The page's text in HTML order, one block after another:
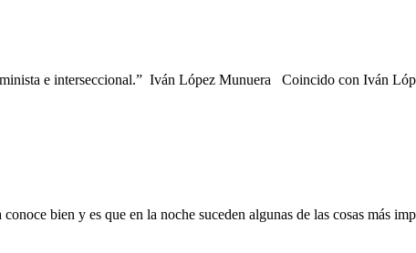
e interseccional.” Iván López Munuera Coincido con Iván
bien y es que en la noche suceden algunas de las cosas más